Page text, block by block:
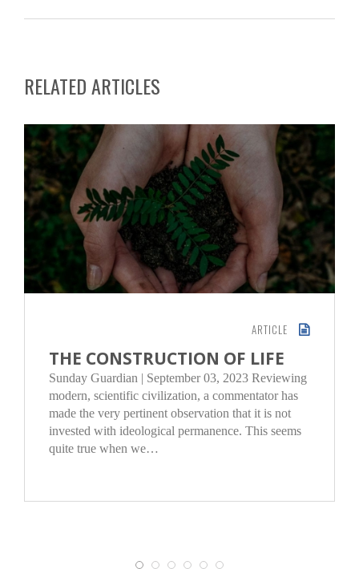
RELATED ARTICLES
ARTICLE
THE CONSTRUCTION OF LIFE
Sunday Guardian | September 03, 2023 Reviewing
modern, scientific civilization, a commentator has
made the very pertinent observation that it is not
invested with ideological permanence. This seems
quite true when we…